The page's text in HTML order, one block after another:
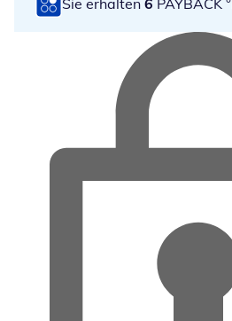
Sie erhalten 6 PAYBACK